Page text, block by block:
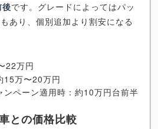
です。グレードによってはパッ
あり、個別追加より割安になる
22万円
15万〜20万円
ンペーン適用時：約10万円台前半
との価格比較